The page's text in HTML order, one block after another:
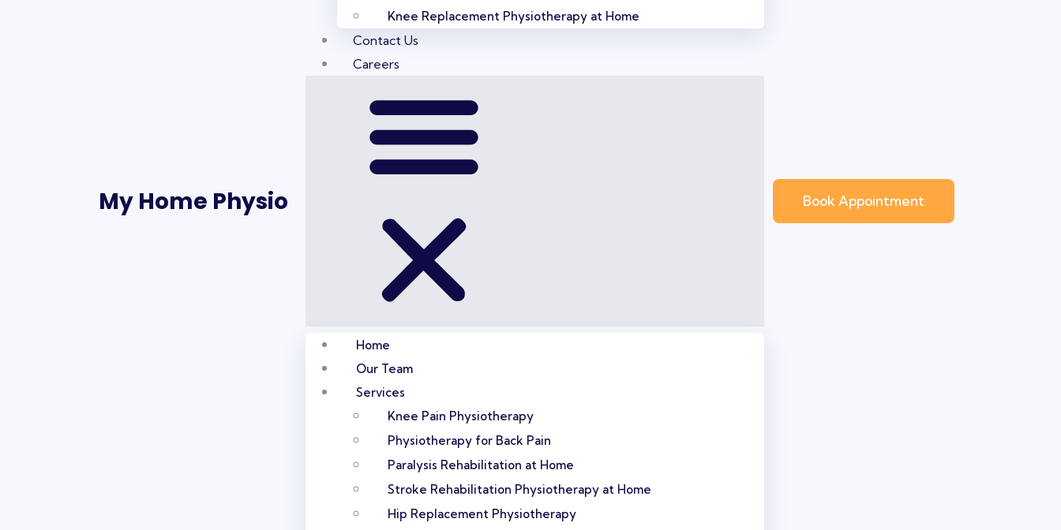
My Home Physio
Knee Replacement Physiotherapy at Home
Contact Us
Careers
Home
Our Team
Services
Knee Pain Physiotherapy
Physiotherapy for Back Pain
Paralysis Rehabilitation at Home
Stroke Rehabilitation Physiotherapy at Home
Hip Replacement Physiotherapy
Book Appointment